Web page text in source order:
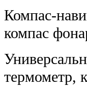
Компас-
компас
термометр,